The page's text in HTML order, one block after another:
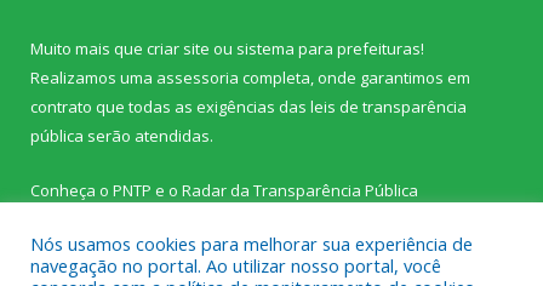
Muito mais que criar site ou sistema para prefeituras!
Realizamos uma assessoria completa, onde garantimos em
contrato que todas as exigências das leis de transparência
pública serão atendidas.
Conheça o PNTP e o Radar da Transparência Pública
Nós usamos cookies para melhorar sua experiência de
navegação no portal. Ao utilizar nosso portal, você